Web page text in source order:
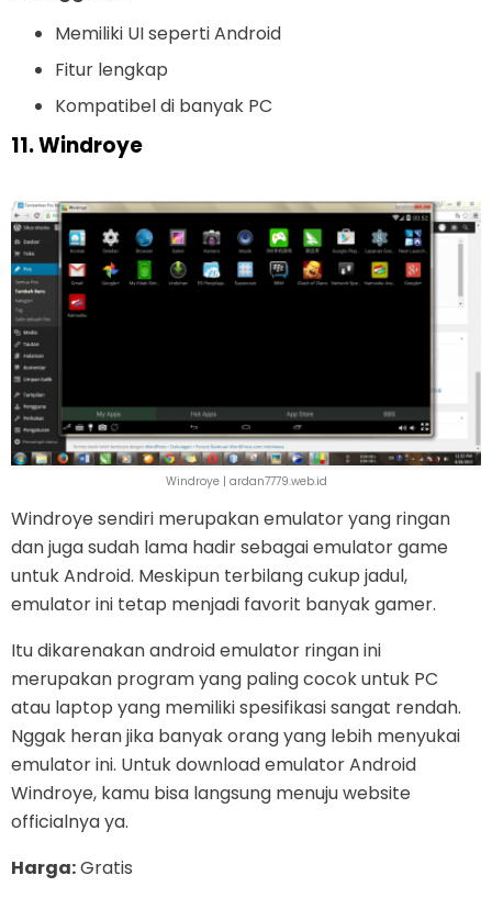
Memiliki UI seperti Android
Fitur lengkap
Kompatibel di banyak PC
11. Windroye
Windroye | ardan7779.web.id
Windroye sendiri merupakan emulator yang ringan
dan juga sudah lama hadir sebagai emulator game
untuk Android. Meskipun terbilang cukup jadul,
emulator ini tetap menjadi favorit banyak gamer.
Itu dikarenakan android emulator ringan ini
merupakan program yang paling cocok untuk PC
atau laptop yang memiliki spesifikasi sangat rendah.
Nggak heran jika banyak orang yang lebih menyukai
emulator ini. Untuk download emulator Android
Windroye, kamu bisa langsung menuju website
officialnya ya.
Harga:Gratis